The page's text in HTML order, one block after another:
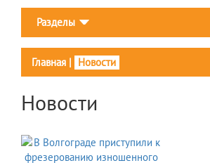
Разделы
Главная | Новости
Новости